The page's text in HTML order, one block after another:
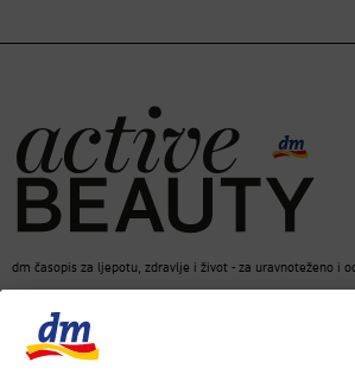
dm časopis za ljepotu, zdravlje i život - za uravnoteženo i